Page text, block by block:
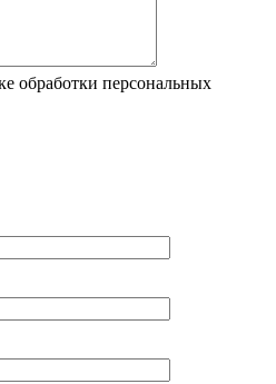
обработки персональных